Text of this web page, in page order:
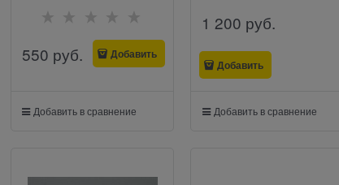
550 руб. Добавить
Добавить в сравнение
1 200 руб.
Добавить
Добавить в сравнение